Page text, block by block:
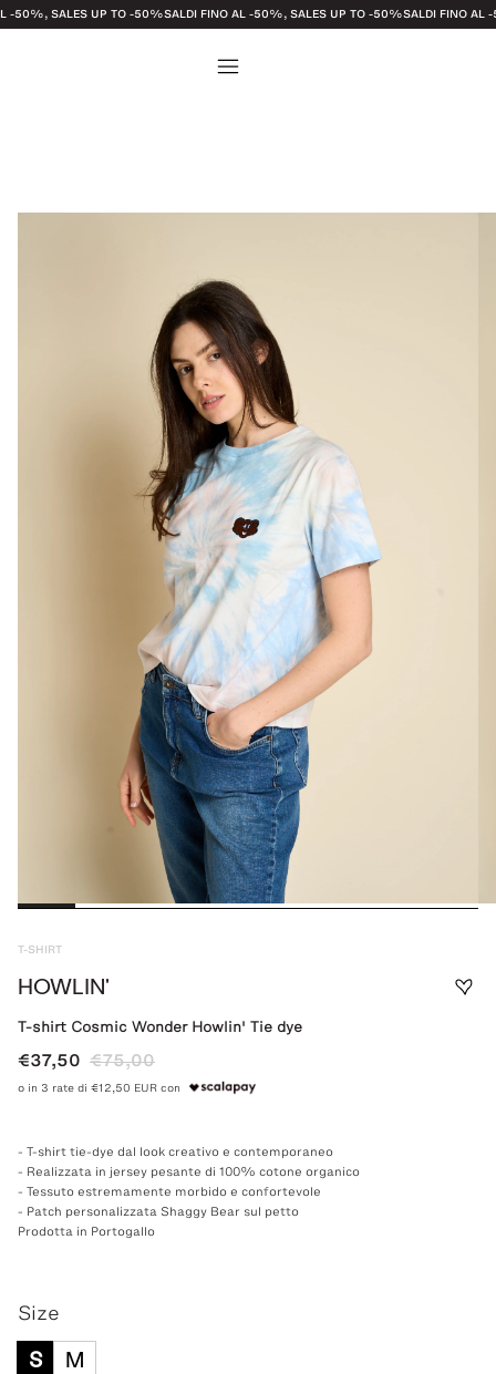
UP TO -50%SALDI FINO AL -50%, SALES UP TO -50%SALDI FINO AL -50%,
T-SHIRT
HOWLIN'
T-shirt Cosmic Wonder Howlin' Tie dye
€37,50 €75,00
o in 3 rate di €12,50 EUR con
- T-shirt tie-dye dal look creativo e contemporaneo
- Realizzata in jersey pesante di 100% cotone organico
- Tessuto estremamente morbido e confortevole
- Patch personalizzata Shaggy Bear sul petto
Prodotta in Portogallo
Size
S M